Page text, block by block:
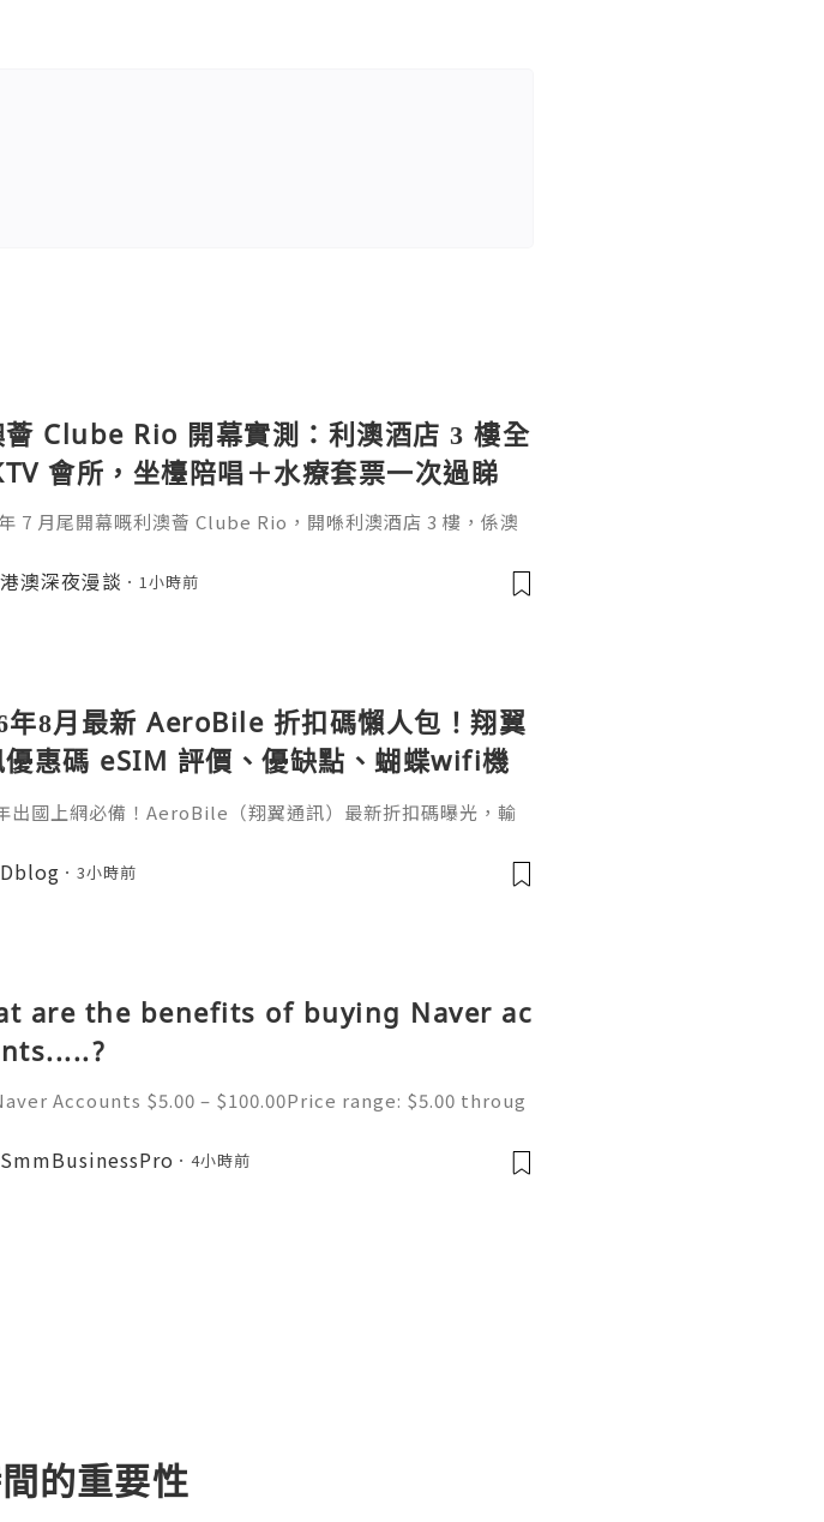
薈 Clube Rio 開幕實測：利澳酒店 3 樓全
會所，坐檯陪唱＋水療套票一次過睇
7 月尾開幕嘅利澳薈 Clube Rio，開喺利澳酒店 3 樓，係澳
唱陪飲一個鐘，再嘆一個鐘水療按摩，暢飲版仲要酒水任飲。
酬、兄弟聚會啱晒。
港澳深夜漫談 1小時前
年8月最新 AeroBile 折扣碼懶人包！翔翼
優惠碼 eSIM 評價、優缺點、蝴蝶wifi機
整整理
出國上網必備！AeroBile（翔翼通訊）最新折扣碼曝光，輸
評價超高穩定不卡頓，蝴蝶機買斷WiFi分享器全球通用攻
析。省錢又方便，出國旅行網路不發愁！本文完整整理 AeroB
Dblog 3小時前
are the benefits of buying Naver ac
Accounts $5.00 – $100.00Price range: $5.00 throug
to Never South Korea’s most popular search en
online platform. Al
SmmBusinessPro 4小時前
的重要性